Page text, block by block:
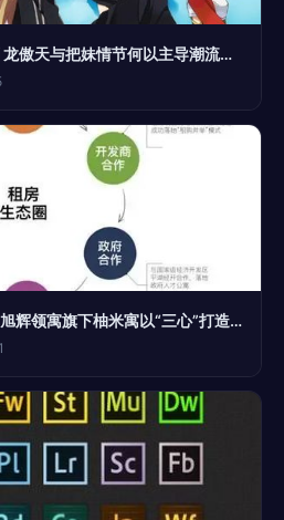
日媒评最成功的轻改动画 龙傲天与把妹情节何以主导潮流，奠定业界新主流？
又一长租公寓进驻武汉，旭辉领寓旗下柚米寓以“三心”打造产品服务硬核